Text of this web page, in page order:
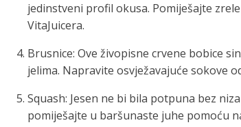
jedinstveni profil okusa. Pomiješajte
VitaJuicera.
Brusnice: Ove živopisne crvene bobice
jelima. Napravite osvježavajuće sokove
Squash: Jesen ne bi bila potpuna bez
pomiješajte u baršunaste juhe pomoću